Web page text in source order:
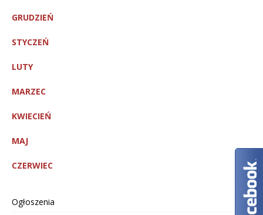
GRUDZIEŃ
STYCZEŃ
LUTY
MARZEC
KWIECIEŃ
MAJ
CZERWIEC
Ogłoszenia